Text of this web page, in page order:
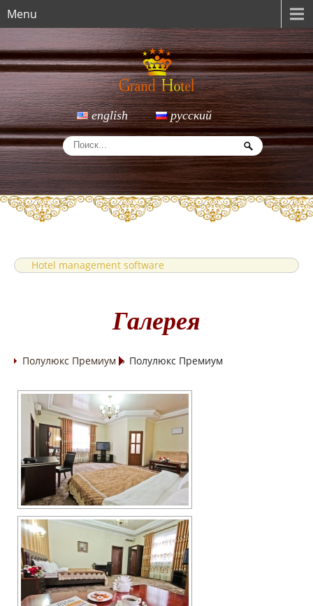
english русский
Menu
Hotel management software
Галерея
Полулюкс Премиум » Полулюкс Премиум